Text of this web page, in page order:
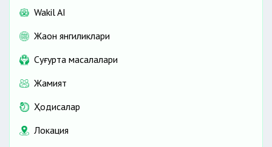
Wakil AI
Жаҳон янгиликлари
Cуғурта масалалари
Жамият
Ҳодисалар
Локация